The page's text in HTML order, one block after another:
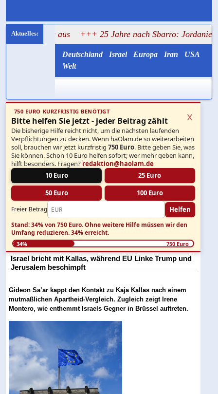
aus +++ 25 Jahre nach Sbarro: Jordanien liefert die
Deutschland Israel Europa Iran
USA
Welt
750 EURO KURZFRISTIG BENÖTIGT
Bitte helfen Sie jetzt - jeder Beitrag zählt
Die bisherige Hilfe reicht nicht, um die nächsten laufenden
Verpflichtungen zu decken. Wenn haOlam.de so weiterarbeiten
soll, brauchen wir jetzt kurzfristig750 Euro. Bitte geben Sie, was
Sie können. Schon 10 Euro helfen sofort; wer mehr geben kann,
hilft besonders. Fragen? redaktion@haolam.de
10 Euro
25 Euro
50 Euro 100 Euro
Freier Betrag Helfen
x
Stand: 34% von 750 Euro.Ohne weitere Hilfe müssen wir den
Umfang reduzieren.34% erreicht.
34% 750 Euro
Israel bricht mit Kallas, während EU Linke Trump und
Jerusalem beschimpft
Gideon Sa’ar kappt den Kontakt zu Kaja Kallas nach einem
mutmaßlichen Apartheid-Vergleich. Zugleich zeigt Irene
Montero, wie enthemmt Israels Gegner in Brüssel auftreten.